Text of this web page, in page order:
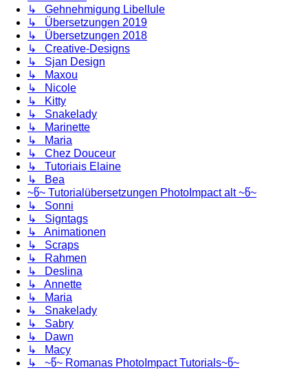
↳ Gehnehmigung Libellule
↳ Übersetzungen 2019
↳ Übersetzungen 2018
↳ Creative-Designs
↳ Sjan Design
↳ Maxou
↳ Nicole
↳ Kitty
↳ Snakelady
↳ Marinette
↳ Maria
↳ Chez Douceur
↳ Tutoriais Elaine
↳ Bea
~წ~ Tutorialübersetzungen PhotoImpact alt ~წ~
↳ Sonni
↳ Signtags
↳ Animationen
↳ Scraps
↳ Rahmen
↳ Deslina
↳ Annette
↳ Maria
↳ Snakelady
↳ Sabry
↳ Dawn
↳ Macy
↳ ~წ~ Romanas PhotoImpact Tutorials~წ~